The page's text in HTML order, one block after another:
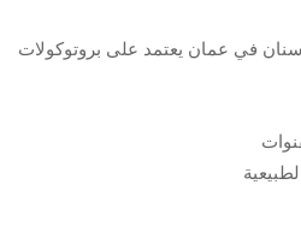
في عمان يعتمد على بروتوكولات